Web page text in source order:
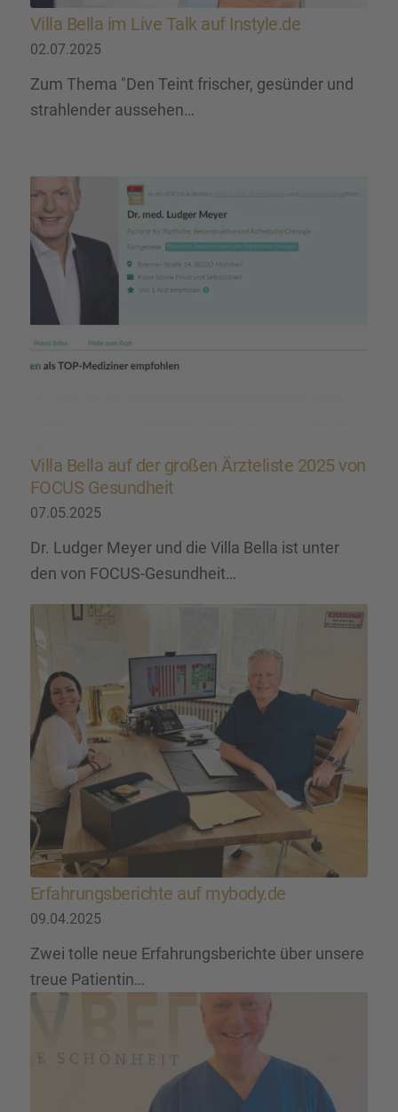
Villa Bella im Live Talk auf Instyle.de
02.07.2025
Zum Thema "Den Teint frischer, gesünder und
strahlender aussehen…
Villa Bella auf der großen Ärzte­liste 2025 von
FOCUS Gesund­heit
07.05.2025
Dr. Ludger Meyer und die Villa Bella ist unter
den von FOCUS-Gesundheit…
Erfah­rungs­be­richte auf mybody.de
09.04.2025
Zwei tolle neue Erfahrungsberichte über unsere
treue Patientin…